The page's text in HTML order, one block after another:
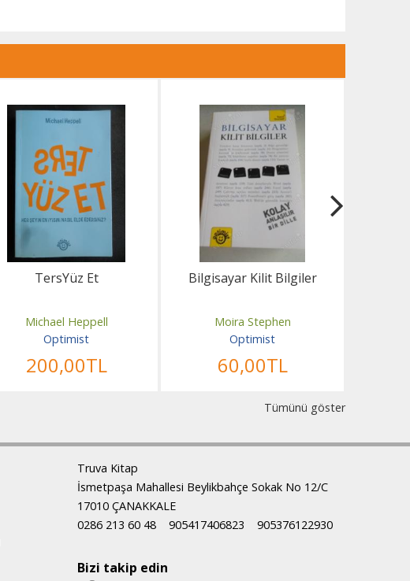
TersYüz Et
Michael Heppell
Optimist
200,00TL
Bilgisayar Kilit Bilgiler
Moira Stephen
Optimist
60,00TL
Tümünü göster
Truva Kitap
İsmetpaşa Mahallesi Beylikbahçe Sokak No 12/C
17010 ÇANAKKALE
0286 213 60 48
905417406823 905376122930
Bizi takip edin